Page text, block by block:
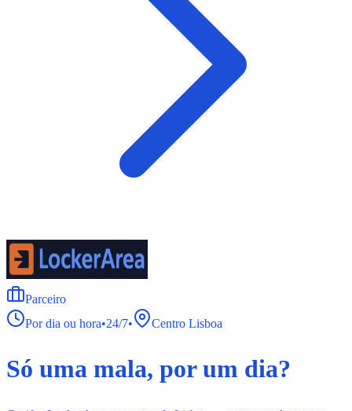
Parceiro
Por dia ou hora•24/7• Centro Lisboa
Só uma mala, por um dia?